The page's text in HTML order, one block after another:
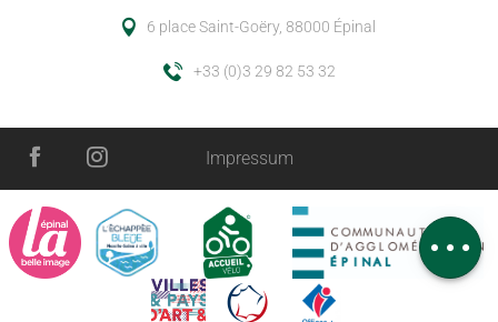
Service
Kommentare
6 place Saint-Goëry, 88000 Épinal
+33 (0)3 29 82 53 32
Impressum